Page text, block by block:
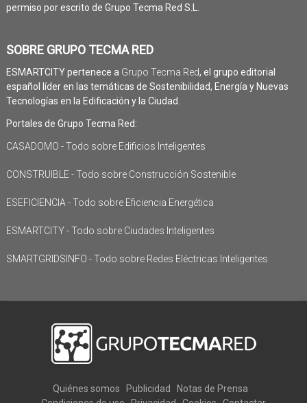
permiso por escrito de Grupo Tecma Red S.L.
SOBRE GRUPO TECMA RED
ESMARTCITY pertenece a Grupo Tecma Red, el grupo editorial
español líder en las temáticas de Sostenibilidad, Energía y Nuevas
Tecnologías en la Edificación y la Ciudad.
Portales de Grupo Tecma Red:
CASADOMO - Todo sobre Edificios Inteligentes
CONSTRUIBLE - Todo sobre Construcción Sostenible
ESEFICIENCIA - Todo sobre Eficiencia Energética
ESMARTCITY - Todo sobre Ciudades Inteligentes
SMARTGRIDSINFO - Todo sobre Redes Eléctricas Inteligentes
Quiénes somos Publicidad
Notas de Prensa